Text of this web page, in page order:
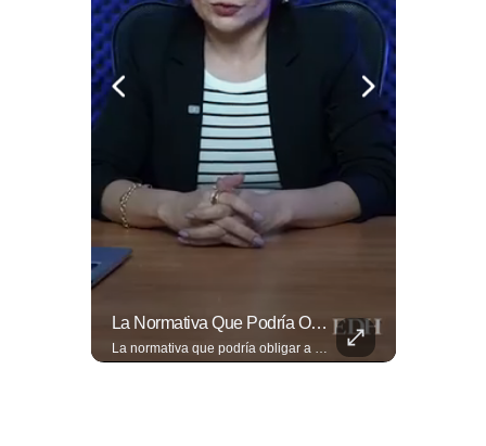
La Normativa Que Podría Obligar A Miles De Solicitantes A Salir De Estados Unidos Para Tramitar Su Residencia En Sus Países De Origen Sigue Vigente.
La normativa que podría obligar a miles de solicitantes a salir de Estados Unidos para tramitar su residencia en sus países de origen sigue vigente. ¿A quiénes podría afectar? Sandra Guevara lo explica. Más información en ➡️ eldiariodehoy.com #Migración #residenciapermanente #USA